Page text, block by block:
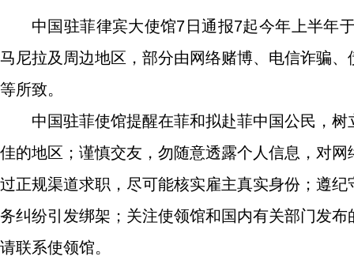
中国驻菲律宾大使馆7日通报7起今年上半年
马尼拉及周边地区，部分由网络赌博、电信诈骗
等所致。
中国驻菲使馆提醒在菲和拟赴菲中国公民，
佳的地区；谨慎交友，勿随意透露个人信息，对
过正规渠道求职，尽可能核实雇主真实身份；遵
务纠纷引发绑架；关注使领馆和国内有关部门发
请联系使领馆。